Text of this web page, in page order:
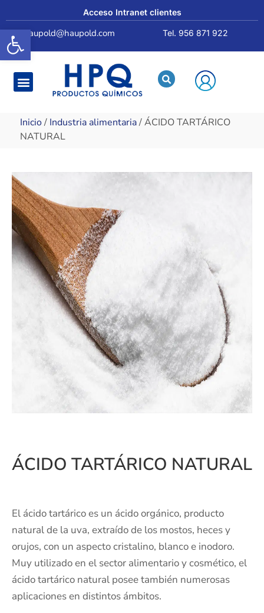
Abrir barra de herramientas
Acceso Intranet clientes
haupold@haupold.com Tel. 956 871 922
Inicio/ Industria alimentaria/ ÁCIDO TARTÁRICO
NATURAL
ÁCIDO TARTÁRICO NATURAL
El ácido tartárico es un ácido orgánico, producto
natural de la uva, extraído de los mostos, heces y
orujos, con un aspecto cristalino, blanco e inodoro.
Muy utilizado en el sector alimentario y cosmético, el
ácido tartárico natural posee también numerosas
aplicaciones en distintos ámbitos.